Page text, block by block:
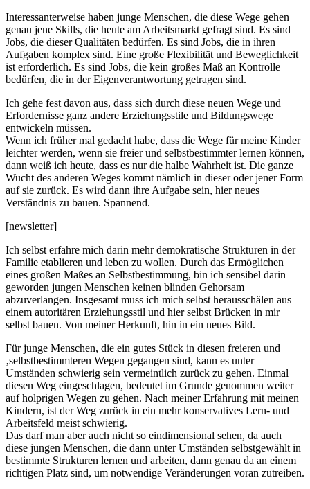
Interessanterweise haben junge Menschen, die diese Wege gehen
genau jene Skills, die heute am Arbeitsmarkt gefragt sind. Es sind
Jobs, die dieser Qualitäten bedürfen. Es sind Jobs, die in ihren
Aufgaben komplex sind. Eine große Flexibilität und Beweglichkeit
ist erforderlich. Es sind Jobs, die kein großes Maß an Kontrolle
bedürfen, die in der Eigenverantwortung getragen sind.
Ich gehe fest davon aus, dass sich durch diese neuen Wege und
Erfordernisse ganz andere Erziehungsstile und Bildungswege
entwickeln müssen.
Wenn ich früher mal gedacht habe, dass die Wege für meine Kinder
leichter werden, wenn sie freier und selbstbestimmter lernen können,
dann weiß ich heute, dass es nur die halbe Wahrheit ist. Die ganze
Wucht des anderen Weges kommt nämlich in dieser oder jener Form
auf sie zurück. Es wird dann ihre Aufgabe sein, hier neues
Verständnis zu bauen. Spannend.
[newsletter]
Ich selbst erfahre mich darin mehr demokratische Strukturen in der
Familie etablieren und leben zu wollen. Durch das Ermöglichen
eines großen Maßes an Selbstbestimmung, bin ich sensibel darin
geworden jungen Menschen keinen blinden Gehorsam
abzuverlangen. Insgesamt muss ich mich selbst herausschälen aus
einem autoritären Erziehungsstil und hier selbst Brücken in mir
selbst bauen. Von meiner Herkunft, hin in ein neues Bild.
Für junge Menschen, die ein gutes Stück in diesen freieren und
‚selbstbestimmteren Wegen gegangen sind, kann es unter
Umständen schwierig sein vermeintlich zurück zu gehen. Einmal
diesen Weg eingeschlagen, bedeutet im Grunde genommen weiter
auf holprigen Wegen zu gehen. Nach meiner Erfahrung mit meinen
Kindern, ist der Weg zurück in ein mehr konservatives Lern- und
Arbeitsfeld meist schwierig.
Das darf man aber auch nicht so eindimensional sehen, da auch
diese jungen Menschen, die dann unter Umständen selbstgewählt in
bestimmte Strukturen lernen und arbeiten, dann genau da an einem
richtigen Platz sind, um notwendige Veränderungen voran zutreiben.